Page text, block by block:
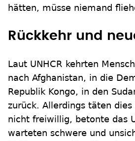
hätten, müsse niemand
Rückkehr und
Laut UNHCR kehrten
nach Afghanistan, in die
Republik Kongo, in den
zurück. Allerdings täten
nicht freiwillig, betonte das
warteten schwere und